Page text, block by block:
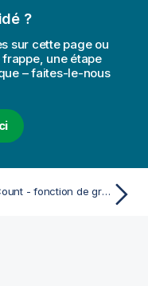
?
sur cette page ou
une étape
– faites-le-nous
TextCount - fonction de graphique